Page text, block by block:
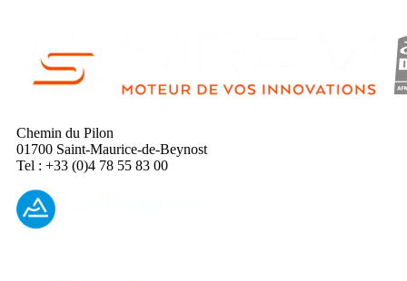
Chemin du Pilon
01700 Saint-Maurice-de-Beynost
Tel : +33 (0)4 78 55 83 00